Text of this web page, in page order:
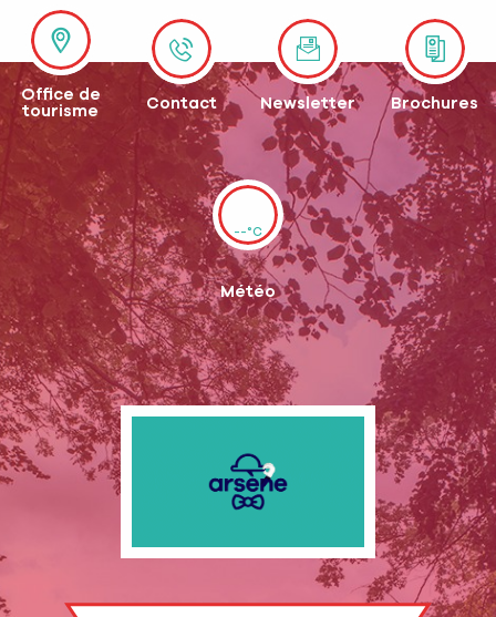
Office de
tourisme
Contact Newsletter Brochures
--°C
Météo